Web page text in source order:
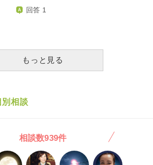
ってくれた。その後も、悩み相談を互いに
にまでなった。しかし、その後、自分と彼
に嫉妬を向けてしまったのだ。その後、謝
人だ。(会話していても、彼女に構って
を引くようなことをたくさん言う。結果的
衝突を繰り返した。リアルの友人にも相談
誰が見てもMさんは「構って」だいうので
で見ている訳では無いと思う。そのMさん
回答 1
もっと見る
相談
相談数939件